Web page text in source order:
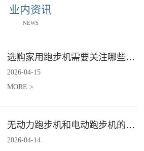
业内资讯
NEWS
选购家用跑步机需要关注哪些核心参数？
2026-04-15
MORE >
无动力跑步机和电动跑步机的区别是什么？
2026-04-14